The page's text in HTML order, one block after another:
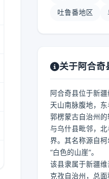
吐鲁番地区
关于阿合奇
阿合奇县位于新
天山南脉腹地，
郭楞蒙古自治州
与乌什县毗邻，
界。其名称源自柯
“白色的山崖”。
该县隶属于新疆
克孜自治州，总